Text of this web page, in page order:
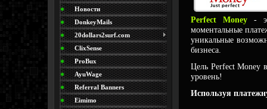
Новости
DonkeyMails
20dollars2surf.com
ClixSense
ProBux
AyuWage
Referral Banners
Eimimo
Perfect Money -
моментальные
уникальные
бизнеса.
Цель Perfect Money
уровень!
Используя